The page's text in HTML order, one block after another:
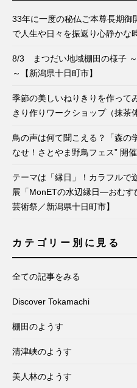
33年に一度の秘仏ご本尊長期御
で人生や日々を振返り心静かな
8/3 まつだい地域棚田の様子
～【新潟県十日町市】
季節の美しいねりきりを作って
きり作りワークショップ（抹茶
鳥の声は何て聞こえる？「森の
なせ！さとやま野鳥フェス” 開
テーマは「縁日」！カラフルで
展「MonETの水辺縁日―おむす
芸術祭／新潟県十日町市】
カテゴリー別に見る
全ての記事をみる
Discover Tokamachi
棚田のようす
清津峡のようす
美人林のようす